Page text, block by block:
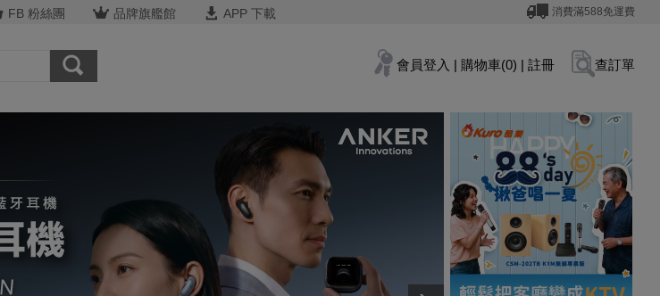
FB 粉絲團 品牌旗艦館 APP 下載 消費滿588免運費
會員登入 | 購物車(0) | 註冊 查訂單